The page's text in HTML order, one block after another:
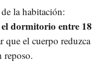
la habitación:
dormitorio entre 18
que el cuerpo reduzca
reposo.